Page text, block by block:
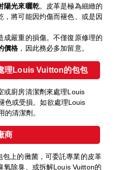
陽光來曬乾。皮革是極為細緻的
將可能因灼傷而褪色、或是因
成嚴重的損傷。不僅復原修理的
價格 ，因此務必多加留意。
理Louis Vuitton的包包
或廚房清潔劑來處理Louis
色或受損。如欲處理Louis
清潔劑。
商
上的黴菌，可委託專業的皮革
氧除臭、或拆解Louis Vuitton的